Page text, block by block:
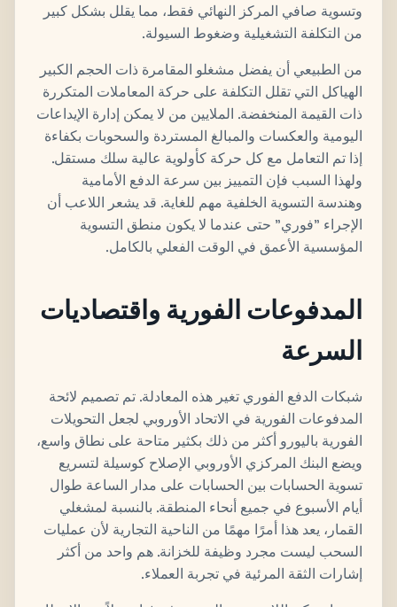
وتسوية صافي المركز النهائي فقط، مما يقلل بشكل كبير
من التكلفة التشغيلية وضغوط السيولة.
من الطبيعي أن يفضل مشغلو المقامرة ذات الحجم الكبير
الهياكل التي تقلل التكلفة على حركة المعاملات المتكررة
ذات القيمة المنخفضة. الملايين من لا يمكن إدارة الإيداعات
اليومية والعكسات والمبالغ المستردة والسحوبات بكفاءة
إذا تم التعامل مع كل حركة كأولوية عالية سلك مستقل.
ولهذا السبب فإن التمييز بين سرعة الدفع الأمامية
وهندسة التسوية الخلفية مهم للغاية. قد يشعر اللاعب أن
الإجراء "فوري" حتى عندما لا يكون منطق التسوية
المؤسسية الأعمق في الوقت الفعلي بالكامل.
المدفوعات الفورية واقتصاديات
السرعة
شبكات الدفع الفوري تغير هذه المعادلة. تم تصميم لائحة
المدفوعات الفورية في الاتحاد الأوروبي لجعل التحويلات
الفورية باليورو أكثر من ذلك بكثير متاحة على نطاق واسع،
ويضع البنك المركزي الأوروبي الإصلاح كوسيلة لتسريع
تسوية الحسابات بين الحسابات على مدار الساعة طوال
أيام الأسبوع في جميع أنحاء المنطقة. بالنسبة لمشغلي
القمار، يعد هذا أمرًا مهمًا من الناحية التجارية لأن عمليات
السحب ليست مجرد وظيفة للخزانة. هم واحد من أكثر
إشارات الثقة المرئية في تجربة العملاء.